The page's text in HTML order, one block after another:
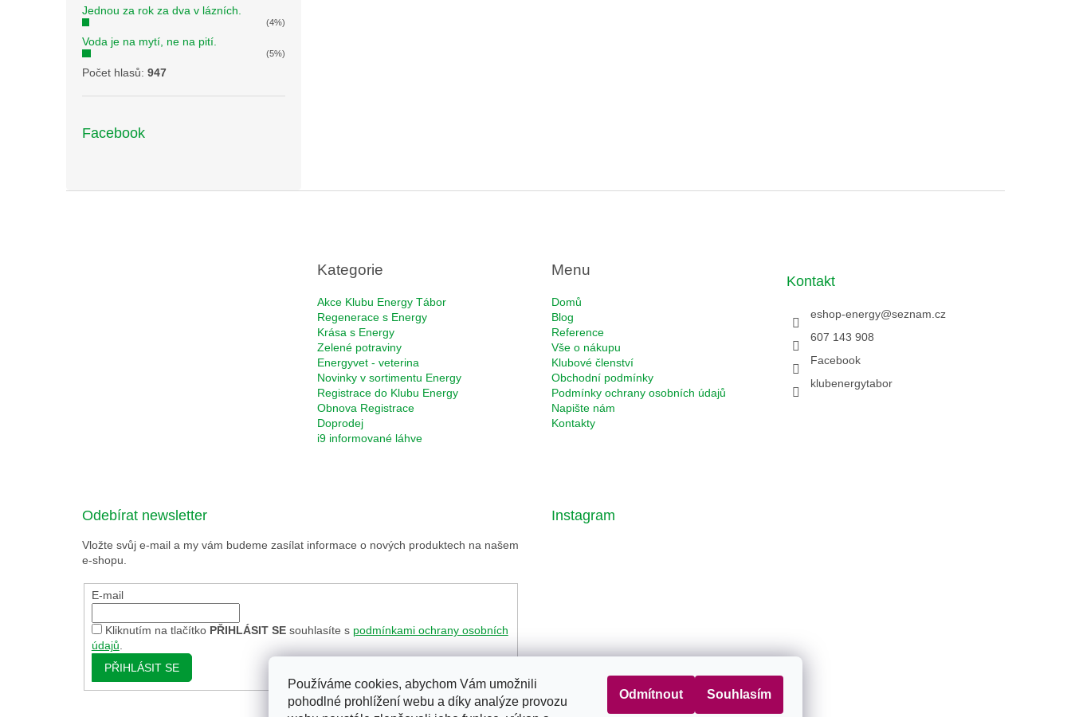
Používáme cookies, abychom Vám umožnili
pohodlné prohlížení webu a díky analýze provozu
Odmítnout Souhlasím
Jednou za rok za dva v lázních.
(4%)
Voda je na mytí, ne na pití.
(5%)
Počet hlasů: 947
Facebook
Kategorie
Akce Klubu Energy Tábor
Regenerace s Energy
Krása s Energy
Zelené potraviny
Energyvet - veterina
Novinky v sortimentu Energy
Registrace do Klubu Energy
Obnova Registrace
Doprodej
i9 informované láhve
Menu
Domů
Blog
Reference
Vše o nákupu
Klubové členství
Obchodní podmínky
Podmínky ochrany osobních údajů
Napište nám
Kontakty
Kontakt
eshop-energy@seznam.cz
607 143 908
Facebook
klubenergytabor
Odebírat newsletter
Vložte svůj e-mail a my vám budeme zasílat informace o nových produktech na našem
e-shopu.
E-mail
Kliknutím na tlačítko PŘIHLÁSIT SEsouhlasíte s podmínkami ochrany osobních
údajů
PŘIHLÁSIT SE
Instagram